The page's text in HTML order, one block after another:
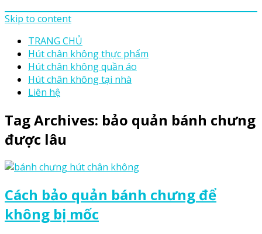
Skip to content
TRANG CHỦ
Hút chân không thực phẩm
Hút chân không quần áo
Hút chân không tại nhà
Liên hệ
Tag Archives: bảo quản bánh chưng
được lâu
Cách bảo quản bánh chưng để
không bị mốc